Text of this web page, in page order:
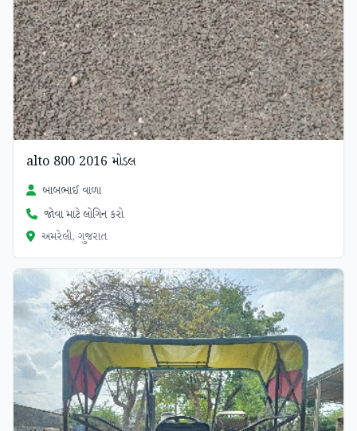
alto 800 2016 મોડલ
બાબભાઈ વાળા
જોવા માટે લોગિન કરો
અમરેલી, ગુજરાત
ચકાસાયેલ